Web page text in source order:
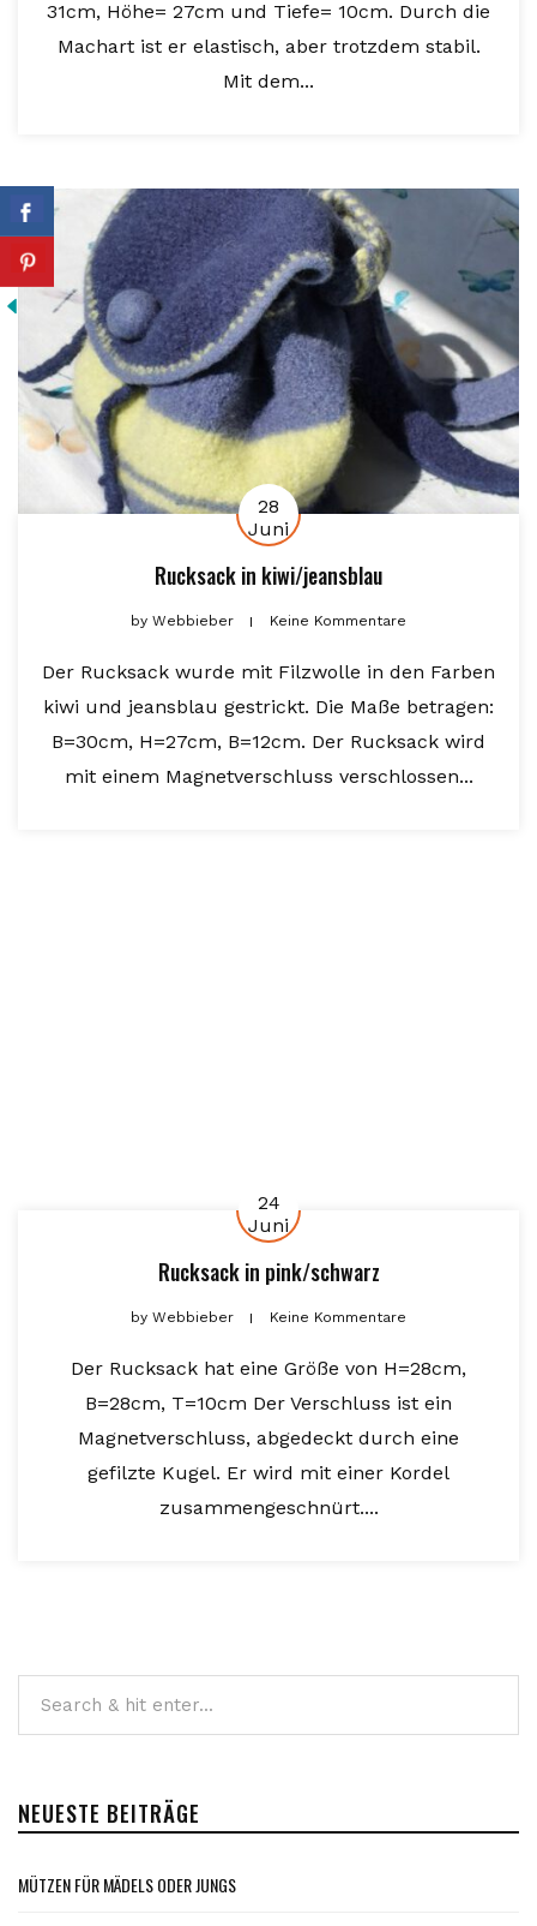
31cm, Höhe= 27cm und Tiefe= 10cm. Durch die
Machart ist er elastisch, aber trotzdem stabil.
Mit dem...
28
Juni
Rucksack in kiwi/jeansblau
by Webbieber Keine Kommentare
Der Rucksack wurde mit Filzwolle in den Farben
kiwi und jeansblau gestrickt. Die Maße betragen:
B=30cm, H=27cm, B=12cm. Der Rucksack wird
mit einem Magnetverschluss verschlossen...
24
Juni
Rucksack in pink/schwarz
by Webbieber Keine Kommentare
Der Rucksack hat eine Größe von H=28cm,
B=28cm, T=10cm Der Verschluss ist ein
Magnetverschluss, abgedeckt durch eine
gefilzte Kugel. Er wird mit einer Kordel
zusammengeschnürt....
NEUESTE BEITRÄGE
MÜTZEN FÜR MÄDELS ODER JUNGS